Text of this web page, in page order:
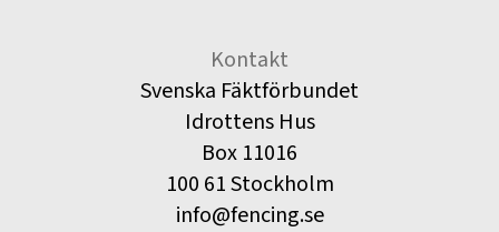
Kontakt
Svenska Fäktförbundet
Idrottens Hus
Box 11016
100 61 Stockholm
info@fencing.se